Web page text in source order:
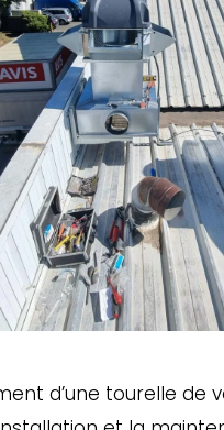
d’une tourelle